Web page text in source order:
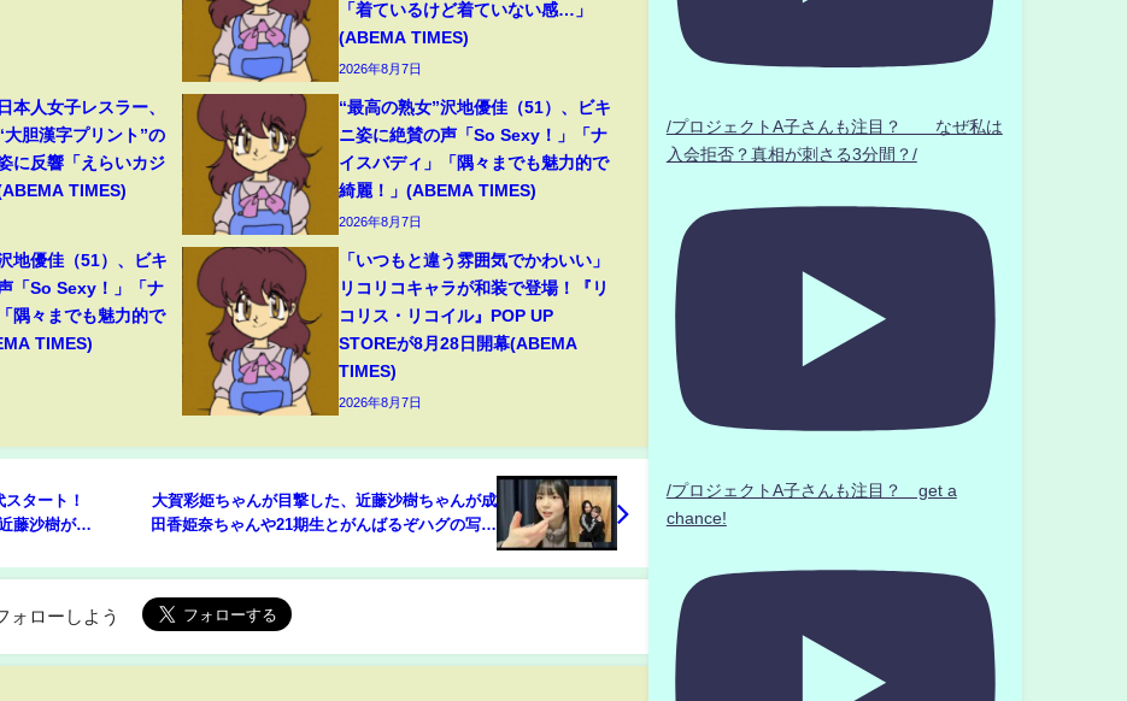
「着ているけど着ていない感…」
(ABEMA TIMES)
2026年8月7日
本人女子レスラー、
大胆漢字プリント”の
に反響「えらいカジ
TIMES)
“最高の熟女”沢地優佳（51）、ビキ
ニ姿に絶賛の声「So Sexy！」「ナ
イスバディ」「隅々までも魅力的で
綺麗！」(ABEMA TIMES)
2026年8月7日
地優佳（51）、ビキ
「So Sexy！」「ナ
隅々までも魅力的で
TIMES)
「いつもと違う雰囲気でかわいい」
リコリコキャラが和装で登場！『リ
コリス・リコイル』POP UP
STOREが8月28日開幕(ABEMA
TIMES)
2026年8月7日
タート！
藤沙樹が初
大賀彩姫ちゃんが目撃した、近藤沙樹ちゃんが成
田香姫奈ちゃんや21期生とがんばるぞハグの写真
ォローしよう
/プロジェクトA子さんも注目？ なぜ私は
入会拒否？真相が刺さる3分間？/
/プロジェクトA子さんも注目？ get a
chance!